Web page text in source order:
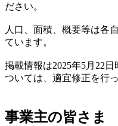
ださい。
人口、面積、概要等は各
ています。
掲載情報は2025年5月22
ついては、適宜修正を行
事業主の皆さま